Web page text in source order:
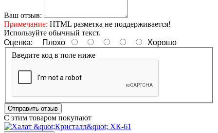
Ваш отзыв:
Примечание: HTML разметка не поддерживается!
Используйте обычный текст.
Оценка: Плохо
Хорошо
Введите код в поле ниже
Отправить отзыв
С этим товаром покупают